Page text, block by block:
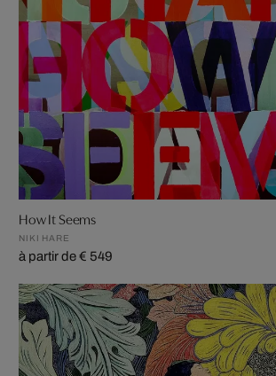
How It Seems
NIKI HARE
à partir de € 549